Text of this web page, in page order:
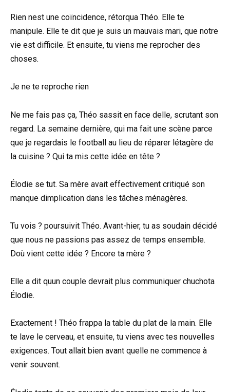
Rien nest une coïncidence, rétorqua Théo. Elle te
manipule. Elle te dit que je suis un mauvais mari, que notre
vie est difficile. Et ensuite, tu viens me reprocher des
choses.
Je ne te reproche rien
Ne me fais pas ça, Théo sassit en face delle, scrutant son
regard. La semaine dernière, qui ma fait une scène parce
que je regardais le football au lieu de réparer létagère de
la cuisine ? Qui ta mis cette idée en tête ?
Élodie se tut. Sa mère avait effectivement critiqué son
manque dimplication dans les tâches ménagères.
Tu vois ? poursuivit Théo. Avant-hier, tu as soudain décidé
que nous ne passions pas assez de temps ensemble.
Doù vient cette idée ? Encore ta mère ?
Elle a dit quun couple devrait plus communiquer chuchota
Élodie.
Exactement ! Théo frappa la table du plat de la main. Elle
te lave le cerveau, et ensuite, tu viens avec tes nouvelles
exigences. Tout allait bien avant quelle ne commence à
venir souvent.